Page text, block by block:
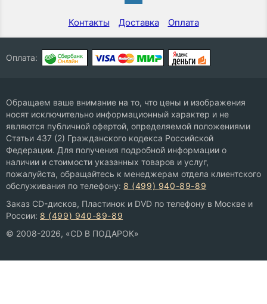
Контакты Доставка Оплата
Оплата:
Обращаем ваше внимание на то, что цены и изображения
носят исключительно информационный характер и не
являются публичной офертой, определяемой положениями
Статьи 437 (2) Гражданского кодекса Российской
Федерации. Для получения подробной информации о
наличии и стоимости указанных товаров и услуг,
пожалуйста, обращайтесь к менеджерам отдела клиентского
обслуживания по телефону: 8 (499) 940-89-89
Заказ CD-дисков, Пластинок и DVD по телефону в Москве и
России: 8 (499) 940-89-89
© 2008-2026, «CD В ПОДАРОК»